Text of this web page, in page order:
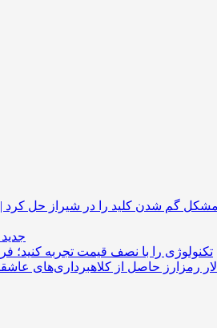
گم شدن کلید را در شیراز حل کرد
تکنولوژی را با نصف قیمت تجربه کنید؛